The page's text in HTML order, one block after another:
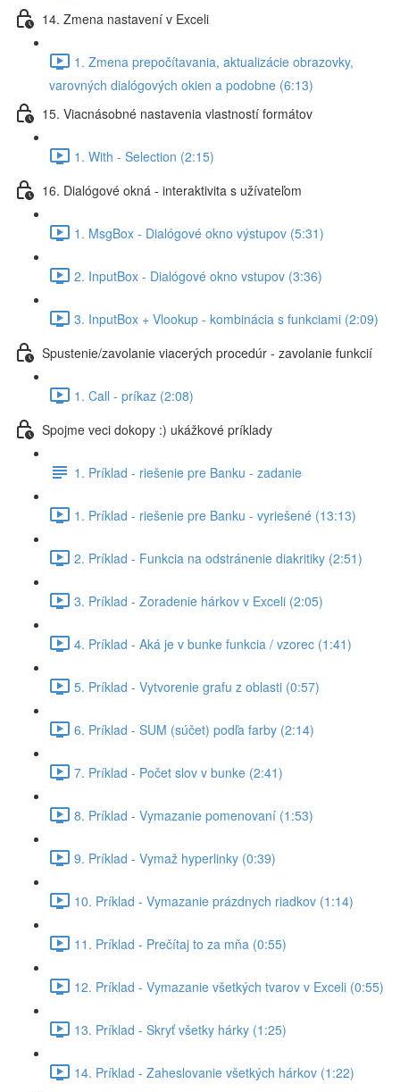
14. Zmena nastavení v Exceli
1. Zmena prepočítavania, aktualizácie obrazovky,
varovných dialógových okien a podobne (6:13)
15. Viacnásobné nastavenia vlastností formátov
1. With - Selection (2:15)
16. Dialógové okná - interaktivita s užívateľom
1. MsgBox - Dialógové okno výstupov (5:31)
2. InputBox - Dialógové okno vstupov (3:36)
3. InputBox + Vlookup - kombinácia s funkciami (2:09)
Spustenie/zavolanie viacerých procedúr - zavolanie funkcií
1. Call - príkaz (2:08)
Spojme veci dokopy :) ukážkové príklady
1. Príklad - riešenie pre Banku - zadanie
1. Príklad - riešenie pre Banku - vyriešené (13:13)
2. Príklad - Funkcia na odstránenie diakritiky (2:51)
3. Príklad - Zoradenie hárkov v Exceli (2:05)
4. Príklad - Aká je v bunke funkcia / vzorec (1:41)
5. Príklad - Vytvorenie grafu z oblasti (0:57)
6. Príklad - SUM (súčet) podľa farby (2:14)
7. Príklad - Počet slov v bunke (2:41)
8. Príklad - Vymazanie pomenovaní (1:53)
9. Príklad - Vymaž hyperlinky (0:39)
10. Príklad - Vymazanie prázdnych riadkov (1:14)
11. Príklad - Prečítaj to za mňa (0:55)
12. Príklad - Vymazanie všetkých tvarov v Exceli (0:55)
13. Príklad - Skryť všetky hárky (1:25)
14. Príklad - Zaheslovanie všetkých hárkov (1:22)